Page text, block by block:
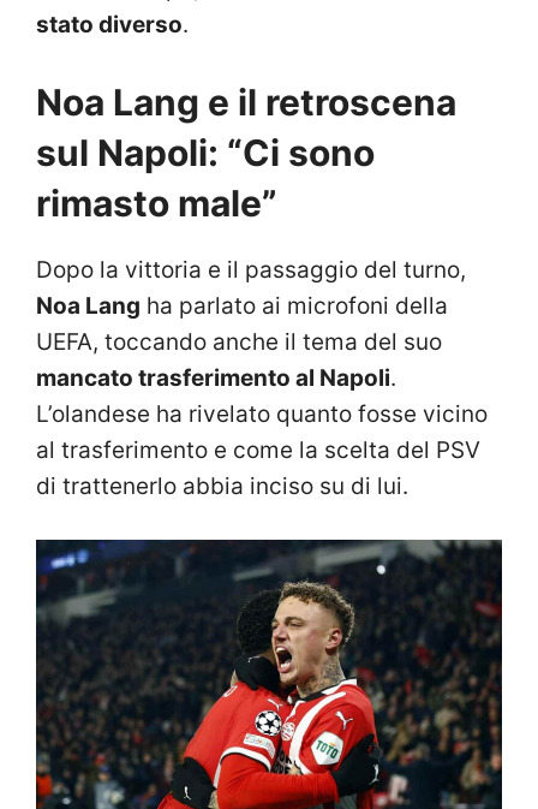
stato diverso.
Noa Lang e il retroscena
sul Napoli: “Ci sono
rimasto male”
Dopo la vittoria e il passaggio del turno,
Noa Lang ha parlato ai microfoni della
UEFA, toccando anche il tema del suo
mancato trasferimento al Napoli.
L’olandese ha rivelato quanto fosse vicino
al trasferimento e come la scelta del PSV
di trattenerlo abbia inciso su di lui.